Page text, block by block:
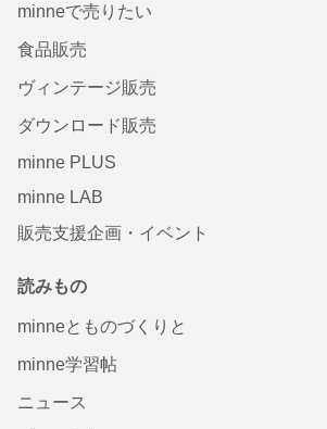
minneで売りたい
食品販売
ヴィンテージ販売
ダウンロード販売
minne PLUS
minne LAB
販売支援企画・イベント
読みもの
minneとものづくりと
minne学習帖
ニュース